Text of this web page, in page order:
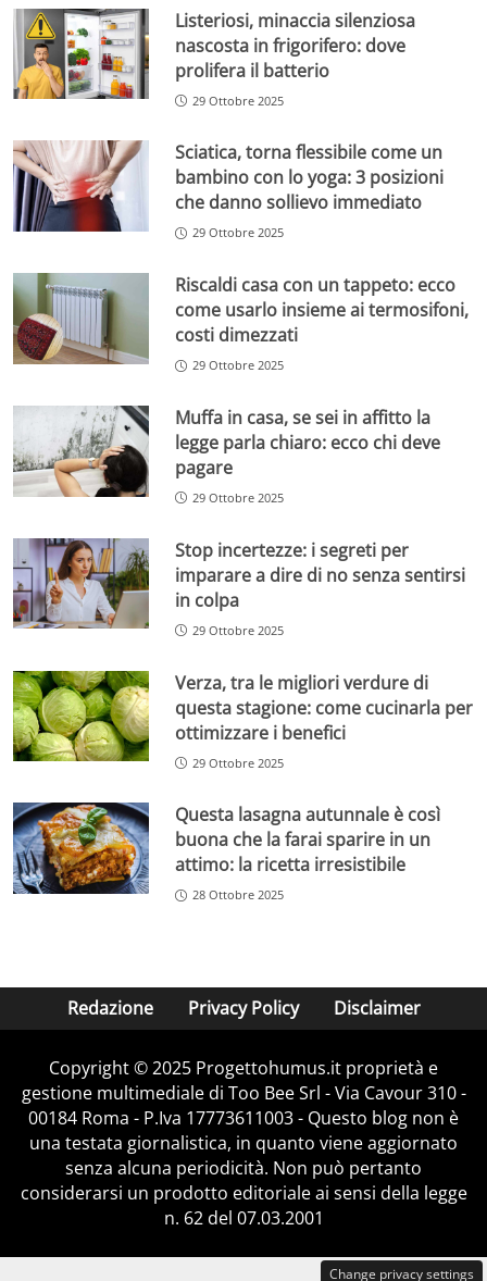
Listeriosi, minaccia silenziosa
nascosta in frigorifero: dove
prolifera il batterio
29 Ottobre 2025
Sciatica, torna flessibile come un
bambino con lo yoga: 3 posizioni
che danno sollievo immediato
29 Ottobre 2025
Riscaldi casa con un tappeto: ecco
come usarlo insieme ai termosifoni,
costi dimezzati
29 Ottobre 2025
Muffa in casa, se sei in affitto la
legge parla chiaro: ecco chi deve
pagare
29 Ottobre 2025
Stop incertezze: i segreti per
imparare a dire di no senza sentirsi
in colpa
29 Ottobre 2025
Verza, tra le migliori verdure di
questa stagione: come cucinarla per
ottimizzare i benefici
29 Ottobre 2025
Questa lasagna autunnale è così
buona che la farai sparire in un
attimo: la ricetta irresistibile
28 Ottobre 2025
Redazione Privacy Policy Disclaimer
Copyright © 2025 Progettohumus.it proprietà e
gestione multimediale di Too Bee Srl - Via Cavour 310 -
00184 Roma - P.Iva 17773611003 - Questo blog non è
una testata giornalistica, in quanto viene aggiornato
senza alcuna periodicità. Non può pertanto
considerarsi un prodotto editoriale ai sensi della legge
n. 62 del 07.03.2001
Change privacy settings